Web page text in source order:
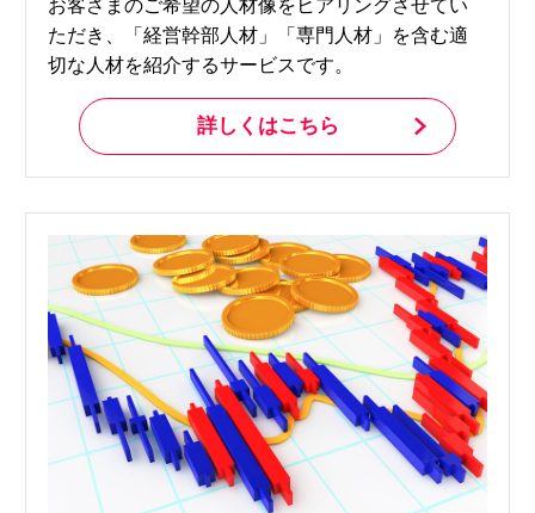
お客さまのご希望の人材像をヒアリングさせてい
ただき、「経営幹部人材」「専門人材」を含む適
切な人材を紹介するサービスです。
詳しくはこちら